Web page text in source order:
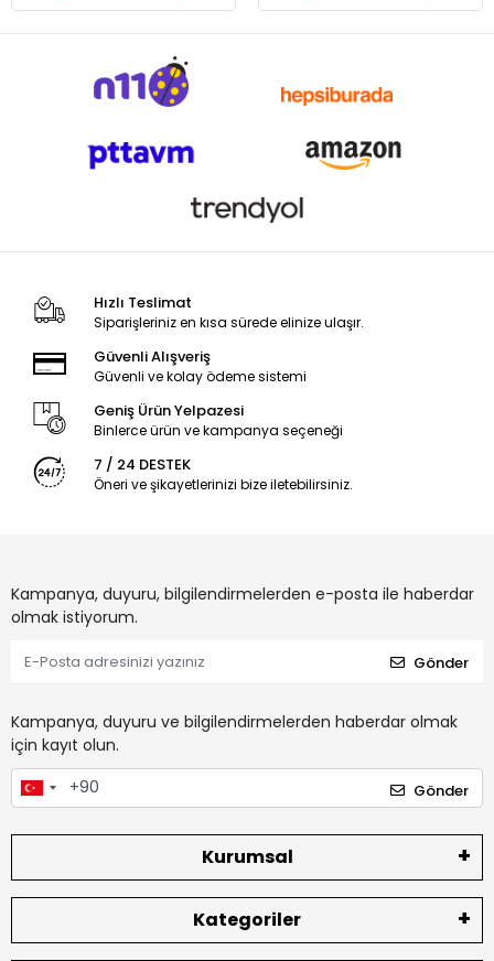
Hızlı Teslimat
Siparişleriniz en kısa sürede elinize ulaşır.
Güvenli Alışveriş
Güvenli ve kolay ödeme sistemi
Geniş Ürün Yelpazesi
Binlerce ürün ve kampanya seçeneği
7 / 24 DESTEK
Öneri ve şikayetlerinizi bize iletebilirsiniz.
Kampanya, duyuru, bilgilendirmelerden e-posta ile haberdar
olmak istiyorum.
Gönder
Kampanya, duyuru ve bilgilendirmelerden haberdar olmak
için kayıt olun.
Gönder
Kurumsal
Kategoriler